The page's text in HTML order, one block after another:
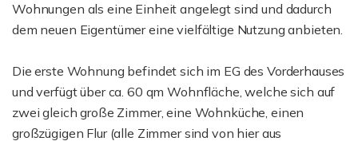
Wohnungen als eine Einheit angelegt sind und dadurch
dem neuen Eigentümer eine vielfältige Nutzung anbieten.
Die erste Wohnung befindet sich im EG des Vorderhauses
und verfügt über ca. 60 qm Wohnfläche, welche sich auf
zwei gleich große Zimmer, eine Wohnküche, einen
großzügigen Flur (alle Zimmer sind von hier aus